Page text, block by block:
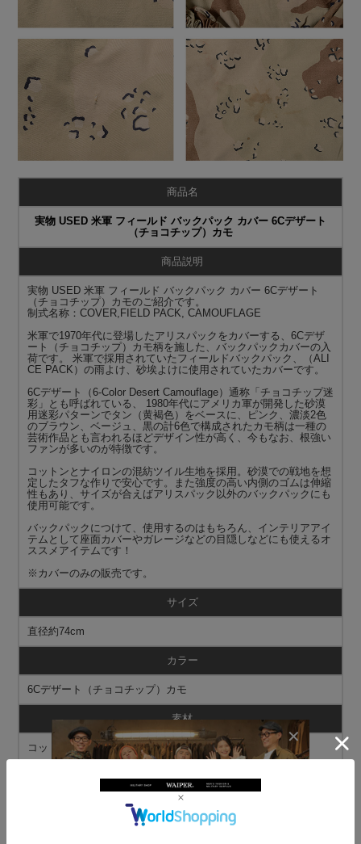
商品名
実物 USED 米軍 フィールド バックパック カバー 6Cデザート
（チョコチップ）カモ
商品説明
実物 USED 米軍 フィールド バックパック カバー 6Cデザート
（チョコチップ）カモのご紹介です。
制式名称：COVER,FIELD PACK, CAMOUFLAGE
米軍で1970年代に登場したアリスパックをカバーする、6Cデザ
ート（チョコチップ）カモ柄を施した、バックパックカバーの入
荷です。 米軍で採用されていたフィールドバックパック、（ALI
CE PACK）の雨よけ、砂埃よけに使用されていたカバーです。
6Cデザート（6-Color Desert Camouflage）通称「チョコチップ迷
彩」とも呼ばれている、 1980年代にアメリカ軍が開発した砂漠
用迷彩パターンでタン（黄褐色）をベースに、ピンク、濃淡2色
のブラウン、ベージュ、黒の計6色で構成されたカモ柄は一種の
芸術作品とも言われるほどデザイン性が高く、今もなお、根強い
ファンが多いのが特徴です。
コットンとナイロンの混紡ツイル生地を採用。砂漠での戦地を想
定したタフな作りで安心です。また強度の高い内側のゴムは伸縮
性もあり、サイズが合えばアリスパック以外のバックパックにも
使用可能です。
バックパックにつけて、使用するのはもちろん、インテリアアイ
テムとして座面カバーやガレージなどの目隠しなどにも使えるオ
ススメアイテムです！
※カバーのみの販売です。
サイズ
直径約74cm
カラー
6Cデザート（チョコチップ）カモ
素材
コットン、ナイロン
商品状態
※若干の汚れ、スレ、リペア痕、マーキングなどがある場合がご